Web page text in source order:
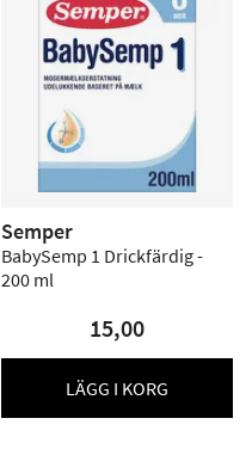
Semper
BabySemp 1 Drickfärdig -
200 ml
15,00
LÄGG I KORG